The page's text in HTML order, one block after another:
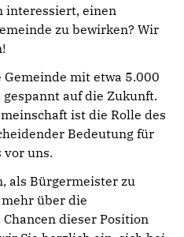
interessiert, einen
zu bewirken? Wir
mit etwa 5.000
auf die Zukunft.
ist die Rolle des
Bedeutung für
vor uns.
als Bürgermeister zu
über die
dieser Position